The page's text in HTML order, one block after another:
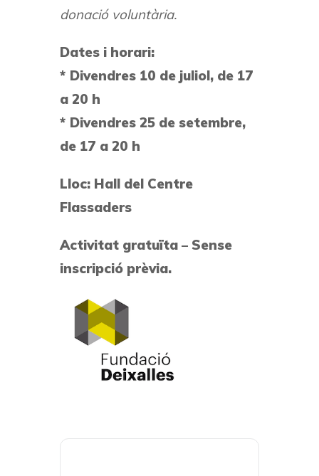
donació voluntària.
Dates i horari:
* Divendres 10 de juliol, de 17
a 20 h
* Divendres 25 de setembre,
de 17 a 20 h
Lloc: Hall del Centre
Flassaders
Activitat gratuïta – Sense
inscripció prèvia.